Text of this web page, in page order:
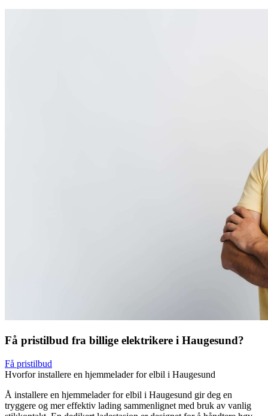
Få pristilbud fra billige elektrikere i Haugesund?
Få pristilbud
Hvorfor installere en hjemmelader for elbil i Haugesund
Å installere en hjemmelader for elbil i Haugesund gir deg en
tryggere og mer effektiv lading sammenlignet med bruk av vanlig